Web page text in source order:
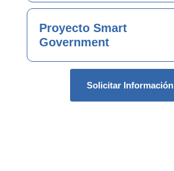
Proyecto Smart
Government
Solicitar Información